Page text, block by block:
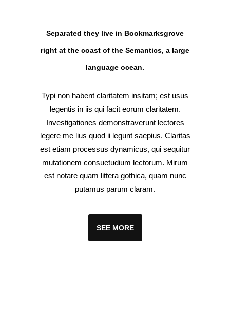
Separated they live in Bookmarksgrove
right at the coast of the Semantics, a large
language ocean.
Typi non habent claritatem insitam; est usus
legentis in iis qui facit eorum claritatem.
Investigationes demonstraverunt lectores
legere me lius quod ii legunt saepius. Claritas
est etiam processus dynamicus, qui sequitur
mutationem consuetudium lectorum. Mirum
est notare quam littera gothica, quam nunc
putamus parum claram.
SEE MORE